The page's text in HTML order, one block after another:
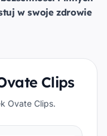
w swoje zdrowie
Clips
Ovate Clips.